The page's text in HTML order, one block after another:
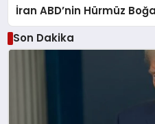
İran ABD’nin Hürmüz
Son Dakika